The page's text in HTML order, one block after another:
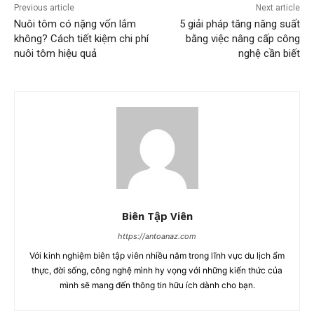
Previous article
Nuôi tôm có nặng vốn lắm
không? Cách tiết kiệm chi phí
nuôi tôm hiệu quả
Next article
5 giải pháp tăng năng suất
bằng việc nâng cấp công
nghệ cần biết
Biên Tập Viên
https://antoanaz.com
Với kinh nghiệm biên tập viên nhiều năm trong lĩnh vực du lịch ẩm
thực, đời sống, công nghệ mình hy vọng với những kiến thức của
mình sẽ mang đến thông tin hữu ích dành cho bạn.